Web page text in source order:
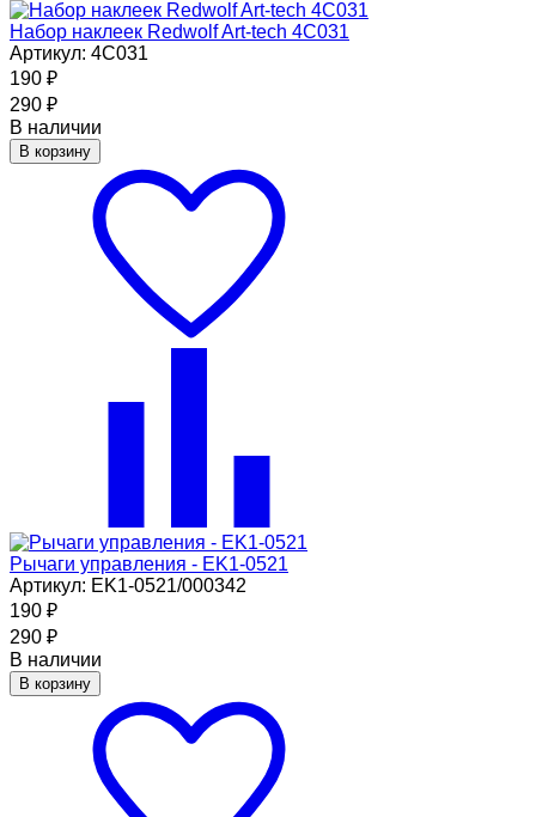
Набор наклеек Redwolf Art-tech 4C031
Артикул: 4C031
190 ₽
290 ₽
В наличии
В корзину
Рычаги управления - EK1-0521
Артикул: EK1-0521/000342
190 ₽
290 ₽
В наличии
В корзину